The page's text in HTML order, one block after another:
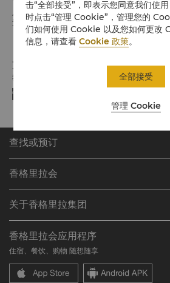
入住：下午2时
退房：中午12时
支付方式
我们接受指定平台的在线支付方式:
查找或预订
查找预订
餐厅与酒吧
香格里拉会
加入香格里拉会
常见问题
联络我们
关于香格里拉集团
我们的酒店品牌
香格里拉中心
香格里拉公寓
职业发展
企业社会责任
新闻稿
香格里拉会应用程序
住宿、餐饮、购物 随想随享
击“全部接受”，即表示您同意我们使
时点击“管理 Cookie”，管理您的
们如何使用 Cookie 以及您如何更改
信息，请查看Cookie 政策。
管理 Cookie
全部接受